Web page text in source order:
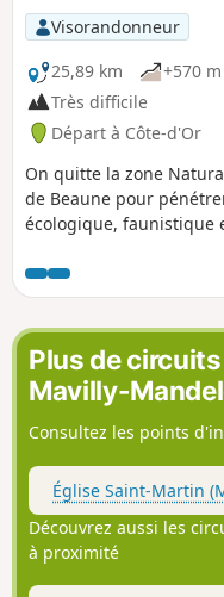
Visorandonneur
25,89 km
+570 m
Très difficile
Départ à Côte-d'Or
On quitte la zone
de Beaune pour
écologique, faunistique
par les châteaux des
inscrits au patrimoine
d'orientation offrent
découverte d'un camp
premiers crus de
Plus de
Mavilly-
Consultez les points
Église Saint-Martin
Découvrez aussi les
à proximité